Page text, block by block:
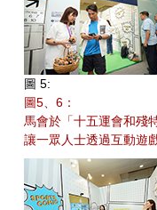
圖 5:
圖5、6：
馬會於「十五運會和殘
讓一眾人士透過互動遊